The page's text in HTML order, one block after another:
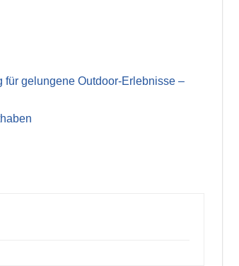
für gelungene Outdoor-Erlebnisse –